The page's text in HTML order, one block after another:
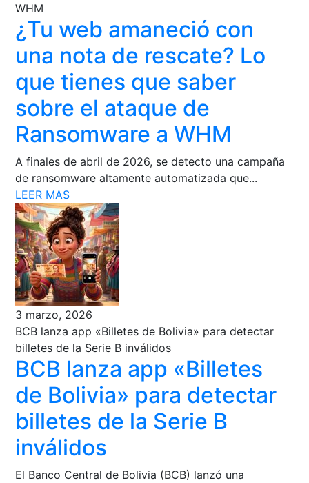
WHM
¿Tu web amaneció con
una nota de rescate? Lo
que tienes que saber
sobre el ataque de
Ransomware a WHM
A finales de abril de 2026, se detecto una campaña
de ransomware altamente automatizada que...
LEER MAS
3 marzo, 2026
BCB lanza app «Billetes de Bolivia» para detectar
billetes de la Serie B inválidos
BCB lanza app «Billetes
de Bolivia» para detectar
billetes de la Serie B
inválidos
El Banco Central de Bolivia (BCB) lanzó una